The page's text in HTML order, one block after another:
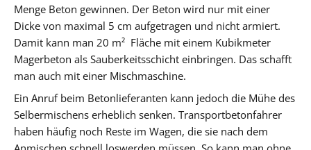
Menge Beton gewinnen. Der Beton wird nur mit einer
Dicke von maximal 5 cm aufgetragen und nicht armiert.
Damit kann man 20 m² Fläche mit einem Kubikmeter
Magerbeton als Sauberkeitsschicht einbringen. Das schafft
man auch mit einer Mischmaschine.
Ein Anruf beim Betonlieferanten kann jedoch die Mühe des
Selbermischens erheblich senken. Transportbetonfahrer
haben häufig noch Reste im Wagen, die sie nach dem